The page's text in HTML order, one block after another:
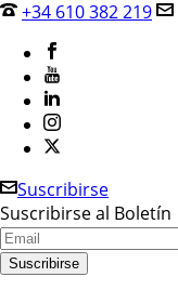
+34 610 382 219
Suscribirse
Suscribirse al Boletín